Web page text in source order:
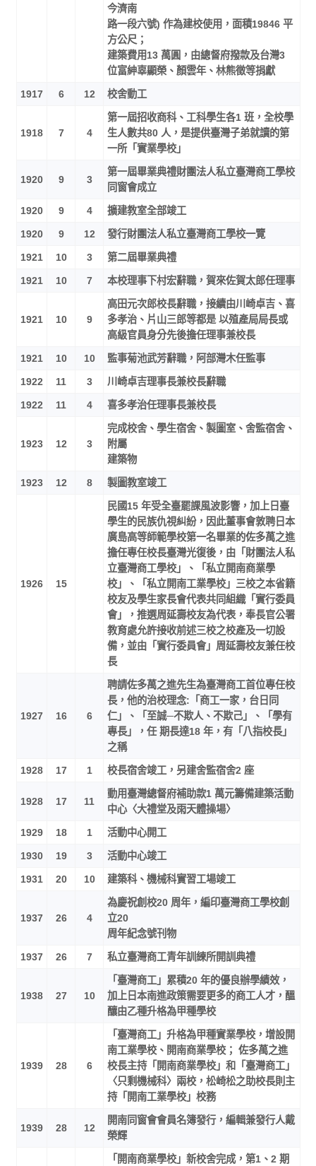
今濟南
路一段六號) 作為建校使用，面積19846 平
方公尺；
建築費用13 萬圓，由總督府撥款及台灣3
位富紳辜顯榮、顏雲年、林熊徵等捐獻
1917 6 12 校舍動工
1918 7 4
第一屆招收商科、工科學生各1 班，全校學
生人數共80 人，是提供臺灣子弟就讀的第
一所「實業學校」
1920 9 3
第一屆畢業典禮財團法人私立臺灣商工學校
同窗會成立
1920 9 4 擴建教室全部竣工
1920 9 12 發行財團法人私立臺灣商工學校一覽
1921 10 3 第二屆畢業典禮
1921 10 7 本校理事下村宏辭職，賀來佐賀太郎任理事
1921 10 9
高田元次郎校長辭職，接續由川崎卓吉、喜
多孝治、片山三郎等都是 以殖產局局長或
高級官員身分先後擔任理事兼校長
1921 10 10 監事菊池武芳辭職，阿部灣木任監事
1922 11 3 川崎卓吉理事長兼校長辭職
1922 11 4 喜多孝治任理事長兼校長
1923 12 3
完成校舍、學生宿舍、製圖室、舍監宿舍、
附屬
建築物
1923 12 8 製圖教室竣工
1926 15
民國15 年受全臺罷課風波影響，加上日臺
學生的民族仇視糾紛，因此董事會敦聘日本
廣島高等師範學校第一名畢業的佐多萬之進
擔任專任校長臺灣光復後，由「財團法人私
立臺灣商工學校」、「私立開南商業學
校」、「私立開南工業學校」三校之本省籍
校友及學生家長會代表共同組織「實行委員
會」，推選周延壽校友為代表，奉長官公署
教育處允許接收前述三校之校產及一切設
備，並由「實行委員會」周延壽校友兼任校
長
1927 16 6
聘請佐多萬之進先生為臺灣商工首位專任校
長，他的治校理念:「商工一家，台日同
仁」、「至誠─不欺人、不欺己」、「學有
專長」，任 期長達18 年，有「八指校長」
之稱
1928 17 1 校長宿舍竣工，另建舍監宿舍2 座
1928 17 11
動用臺灣總督府補助款1 萬元籌備建築活動
中心〈大禮堂及雨天體操場〉
1929 18 1 活動中心開工
1930 19 3 活動中心竣工
1931 20 10 建築科、機械科實習工場竣工
1937 26 4
為慶祝創校20 周年，編印臺灣商工學校創
立20
周年紀念號刊物
1937 26 7 私立臺灣商工青年訓練所開訓典禮
1938 27 10
「臺灣商工」累積20 年的優良辦學績效，
加上日本南進政策需要更多的商工人才，醞
釀由乙種升格為甲種學校
1939 28 6
「臺灣商工」升格為甲種實業學校，增設開
南工業學校、開南商業學校； 佐多萬之進
校長主持「開南商業學校」和「臺灣商工」
〈只剩機械科〉兩校，松崎松之助校長則主
持「開南工業學校」校務
1939 28 12
開南同窗會會員名簿發行，編輯兼發行人戴
榮輝
「開南商業學校」新校舍完成，第1、2 期